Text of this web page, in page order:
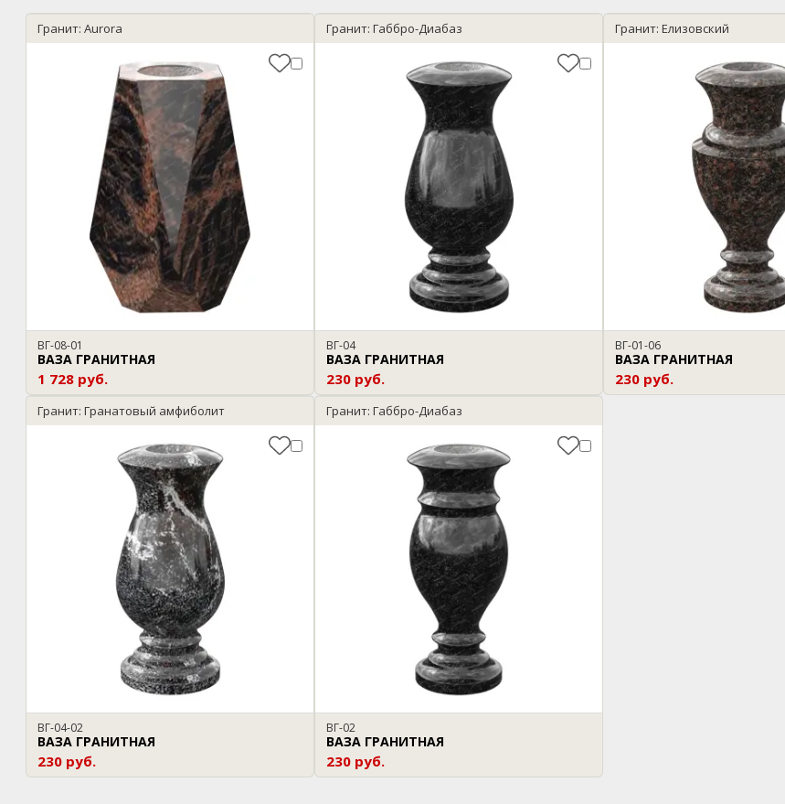
Гранит: Aurora
ВГ-08-01
ВАЗА ГРАНИТНАЯ
1 728 руб.
Гранит: Габбро-Диабаз
ВГ-04
ВАЗА ГРАНИТНАЯ
230 руб.
Гранит: Елизовский
ВГ-01-06
ВАЗА ГРАНИТНАЯ
230 руб.
Гранит: Гранатовый амфиболит
ВГ-04-02
ВАЗА ГРАНИТНАЯ
230 руб.
Гранит: Габбро-Диабаз
ВГ-02
ВАЗА ГРАНИТНАЯ
230 руб.